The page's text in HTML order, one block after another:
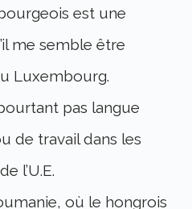
est une
me semble être
Luxembourg.
pas langue
de travail dans les
l’U.E.
où le hongrois